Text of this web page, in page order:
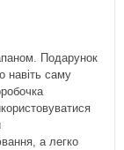
Подарунок
навіть саму
а легко